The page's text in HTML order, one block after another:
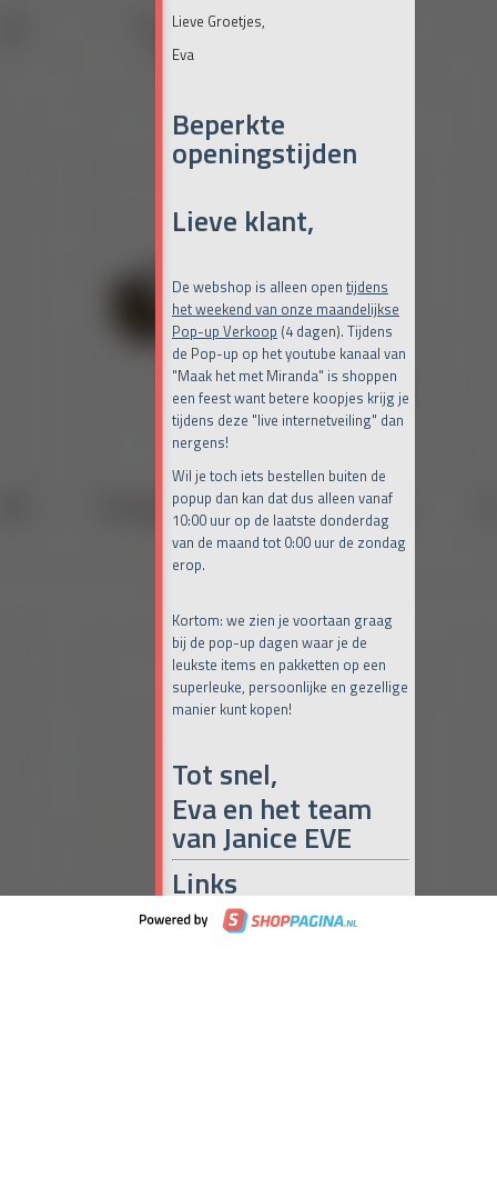
Lieve Groetjes,
Eva
Beperkte
openingstijden
Lieve klant,
De webshop is alleen open tijdens
het weekend van onze maandelijkse
Pop-up Verkoop (4 dagen). Tijdens
de Pop-up op het youtube kanaal van
"Maak het met Miranda" is shoppen
een feest want betere koopjes krijg je
tijdens deze "live internetveiling" dan
nergens!
Wil je toch iets bestellen buiten de
popup dan kan dat dus alleen vanaf
10:00 uur op de laatste donderdag
van de maand tot 0:00 uur de zondag
erop.
Kortom: we zien je voortaan graag
bij de pop-up dagen waar je de
leukste items en pakketten op een
superleuke, persoonlijke en gezellige
manier kunt kopen!
Tot snel,
Eva en het team
van Janice EVE
Links
Online Café Miranda(iedere dag om
10:00, 15:00 en 19:00 uur)